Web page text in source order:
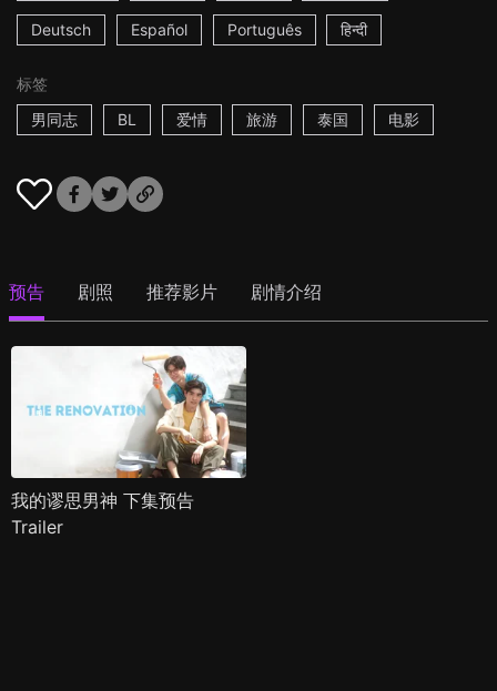
Deutsch Español Português हिन्दी
标签
男同志
BL 爱情 旅游 泰国 电影
预告 剧照 推荐影片 剧情介绍
我的谬思男神 下集预告
Trailer